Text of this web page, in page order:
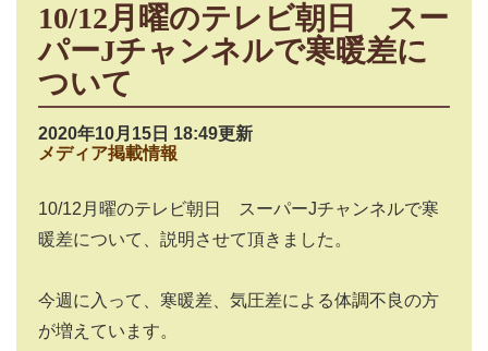
10/12月曜のテレビ朝日 スー
パーJチャンネルで寒暖差に
ついて
2020年10月15日 18:49更新
メディア掲載情報
10/12月曜のテレビ朝日 スーパーJチャンネルで寒
暖差について、説明させて頂きました。
今週に入って、寒暖差、気圧差による体調不良の方
が増えています。